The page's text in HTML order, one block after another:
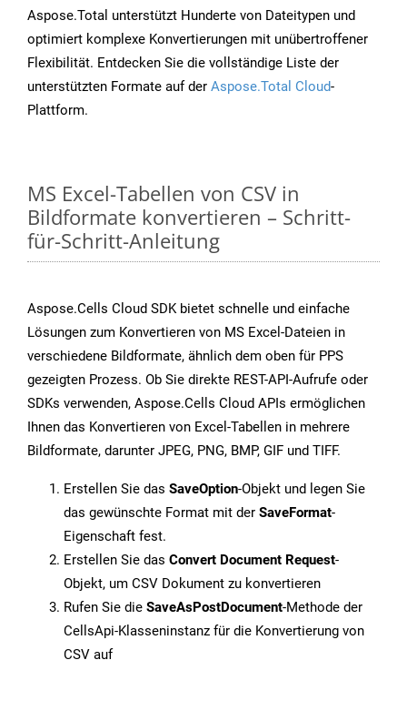
Aspose.Total unterstützt Hunderte von Dateitypen und
optimiert komplexe Konvertierungen mit unübertroffener
Flexibilität. Entdecken Sie die vollständige Liste der
unterstützten Formate auf der Aspose.Total Cloud-
Plattform.
MS Excel-Tabellen von CSV in
Bildformate konvertieren – Schritt-
für-Schritt-Anleitung
Aspose.Cells Cloud SDK bietet schnelle und einfache
Lösungen zum Konvertieren von MS Excel-Dateien in
verschiedene Bildformate, ähnlich dem oben für PPS
gezeigten Prozess. Ob Sie direkte REST-API-Aufrufe oder
SDKs verwenden, Aspose.Cells Cloud APIs ermöglichen
Ihnen das Konvertieren von Excel-Tabellen in mehrere
Bildformate, darunter JPEG, PNG, BMP, GIF und TIFF.
Erstellen Sie das SaveOption-Objekt und legen Sie
das gewünschte Format mit der SaveFormat-
Eigenschaft fest.
Erstellen Sie das Convert Document Request-
Objekt, um CSV Dokument zu konvertieren
Rufen Sie die SaveAsPostDocument-Methode der
CellsApi-Klasseninstanz für die Konvertierung von
CSV auf